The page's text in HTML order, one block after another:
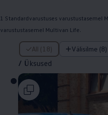
1 Standardvarustuses varustustasemel
varustustasemel Multivan Life.
All (18) Välisilme (8)
/ Üksused
/ Üksused